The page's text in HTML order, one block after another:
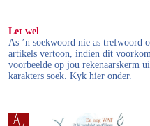
Let wel
As ’n soekwoord nie as trefwoord
artikels vertoon, indien dit
voorbeelde op jou rekenaarskerm
karakters soek. Kyk hier onder.